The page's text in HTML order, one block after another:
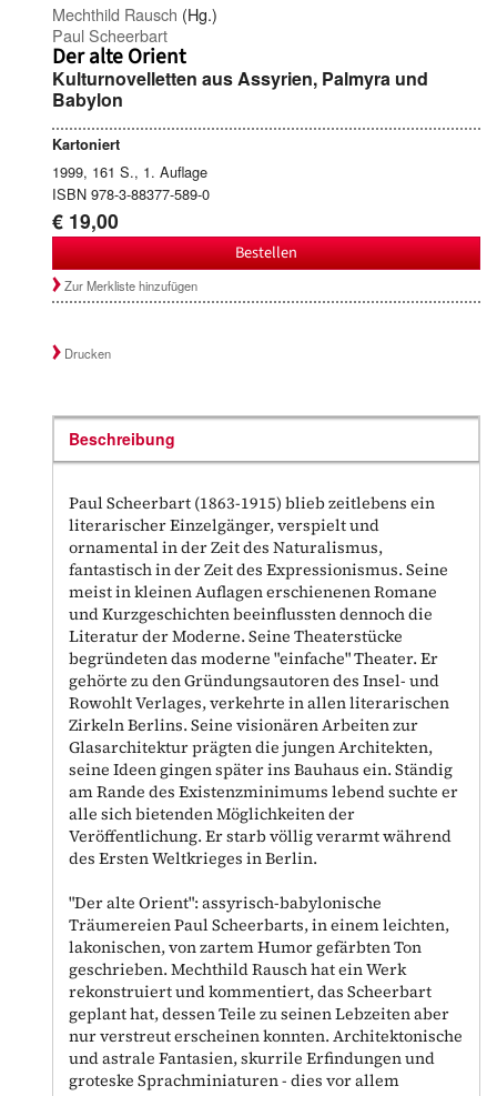
Mechthild Rausch (Hg.)
Paul Scheerbart
Der alte Orient
Kulturnovelletten aus Assyrien, Palmyra und
Babylon
Kartoniert
1999, 161 S., 1. Auflage
ISBN 978-3-88377-589-0
€ 19,00
Bestellen
Zur Merkliste hinzufügen
Drucken
Beschreibung
Paul Scheerbart (1863-1915) blieb zeitlebens ein
literarischer Einzelgänger, verspielt und
ornamental in der Zeit des Naturalismus,
fantastisch in der Zeit des Expressionismus. Seine
meist in kleinen Auflagen erschienenen Romane
und Kurzgeschichten beeinflussten dennoch die
Literatur der Moderne. Seine Theaterstücke
begründeten das moderne "einfache" Theater. Er
gehörte zu den Gründungsautoren des Insel- und
Rowohlt Verlages, verkehrte in allen literarischen
Zirkeln Berlins. Seine visionären Arbeiten zur
Glasarchitektur prägten die jungen Architekten,
seine Ideen gingen später ins Bauhaus ein. Ständig
am Rande des Existenzminimums lebend suchte er
alle sich bietenden Möglichkeiten der
Veröffentlichung. Er starb völlig verarmt während
des Ersten Weltkrieges in Berlin.
"Der alte Orient": assyrisch-babylonische
Träumereien Paul Scheerbarts, in einem leichten,
lakonischen, von zartem Humor gefärbten Ton
geschrieben. Mechthild Rausch hat ein Werk
rekonstruiert und kommentiert, das Scheerbart
geplant hat, dessen Teile zu seinen Lebzeiten aber
nur verstreut erscheinen konnten. Architektonische
und astrale Fantasien, skurrile Erfindungen und
groteske Sprachminiaturen - dies vor allem